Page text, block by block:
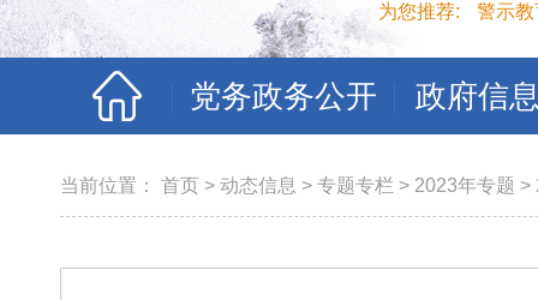
为您推荐: 警示教
党务政务公开 政府信
当前位置： 首页 > 动态信息 > 专题专栏 > 2023年专题 >